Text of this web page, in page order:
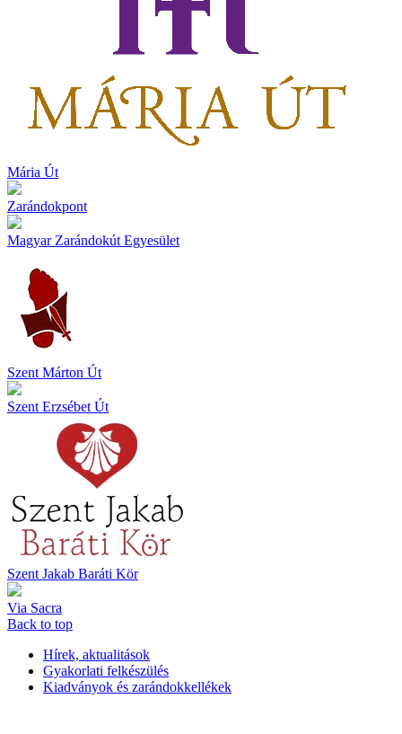
Mária Út
Zarándokpont
Magyar Zarándokút Egyesület
Szent Márton Út
Szent Erzsébet Út
Szent Jakab Baráti Kör
Via Sacra
Back to top
Hírek, aktualitások
Gyakorlati felkészülés
Kiadványok és zarándokkellékek